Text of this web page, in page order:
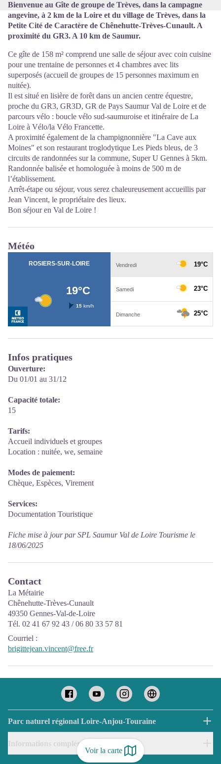
Voir la carte
Bienvenue au Gîte de groupe de Trèves, dans la campagne
angevine, à 2 km de la Loire et du village de Trèves, dans la
Petite Cité de Caractère de Chênehutte-Trèves-Cunault. A
proximité du GR3. A 10 km de Saumur.
Ce gîte de 158 m² comprend une salle de séjour avec coin cuisine
pour une trentaine de personnes et 4 chambres avec lits
superposés (accueil de groupes de 15 personnes maximum en
nuitée).
Il est situé en lisière de forêt dans un ancien centre équestre,
proche du GR3, GR3D, GR de Pays Saumur Val de Loire et de
parcours vélo : boucle vélo sud-saumuroise et itinéraire de La
Loire à Vélo/la Vélo Francette.
A proximité également de la champignonnière "La Cave aux
Moines" et son restaurant troglodytique Les Pieds bleus, de 3
circuits de randonnées sur la commune, Super U Gennes à 5km.
Randonnée balisée et homologuée à moins de 500 m de
l’établissement.
Arrêt-étape ou séjour, vous serez chaleureusement accueillis par
Jean Vincent, le propriétaire des lieux.
Bon séjour en Val de Loire !
Météo
Infos pratiques
Ouverture:
Du 01/01 au 31/12
Capacité totale:
15
Tarifs:
Accueil individuels et groupes
Location : nuitée, we, semaine
Modes de paiement:
Chèque, Espèces, Virement
Services:
Documentation Touristique
Fiche mise à jour par SPL Saumur Val de Loire Tourisme le
18/06/2025
Contact
La Métairie
Chênehutte-Trèves-Cunault
49350 Gennes-Val-de-Loire
Tél. 02 41 67 92 43 / 06 80 33 57 81
Courriel :
brigittejean.vincent@free.fr
Parc naturel régional Loire-Anjou-Touraine
Informations complémentaires